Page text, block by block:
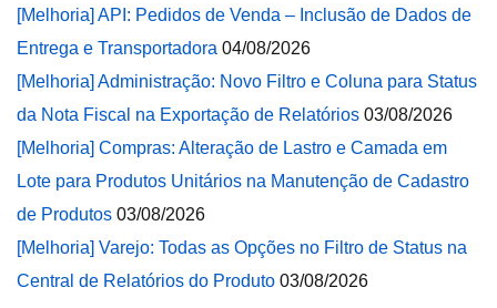
[Melhoria] API: Pedidos de Venda – Inclusão de Dados de
Entrega e Transportadora 04/08/2026
[Melhoria] Administração: Novo Filtro e Coluna para Status
da Nota Fiscal na Exportação de Relatórios 03/08/2026
[Melhoria] Compras: Alteração de Lastro e Camada em
Lote para Produtos Unitários na Manutenção de Cadastro
de Produtos 03/08/2026
[Melhoria] Varejo: Todas as Opções no Filtro de Status na
Central de Relatórios do Produto 03/08/2026